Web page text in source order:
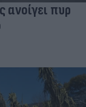
ανοίγει πυρ